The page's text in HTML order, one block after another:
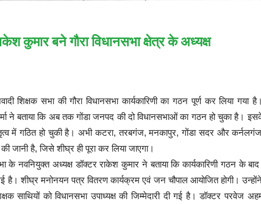
कुमार बने गौरा विधानसभा क्षेत्र के अध्यक्ष
शिक्षक सभा की गौरा विधानसभा कार्यकारिणी का गठन पूर्ण कर लिया गया
ने बताया कि अब तक गोंडा जनपद की दो विधानसभाओं का गठन हो चुका है।
में गठित हो चुकी है। अभी कटरा, तरबगंज, मनकापुर, गोंडा सदर और कर्नलगंज
की जानी है, जिसे शीघ्र ही पूरा कर लिया जाएगा।
के नवनियुक्त अध्यक्ष डॉक्टर राकेश कुमार ने बताया कि कार्यकारिणी गठन के
है। शीघ्र मनोनयन पत्र वितरण कार्यक्रम एवं जन चौपाल आयोजित होगी।
साथियों को विधानसभा उपाध्यक्ष की जिम्मेदारी दी गई है। डॉक्टर परवेज